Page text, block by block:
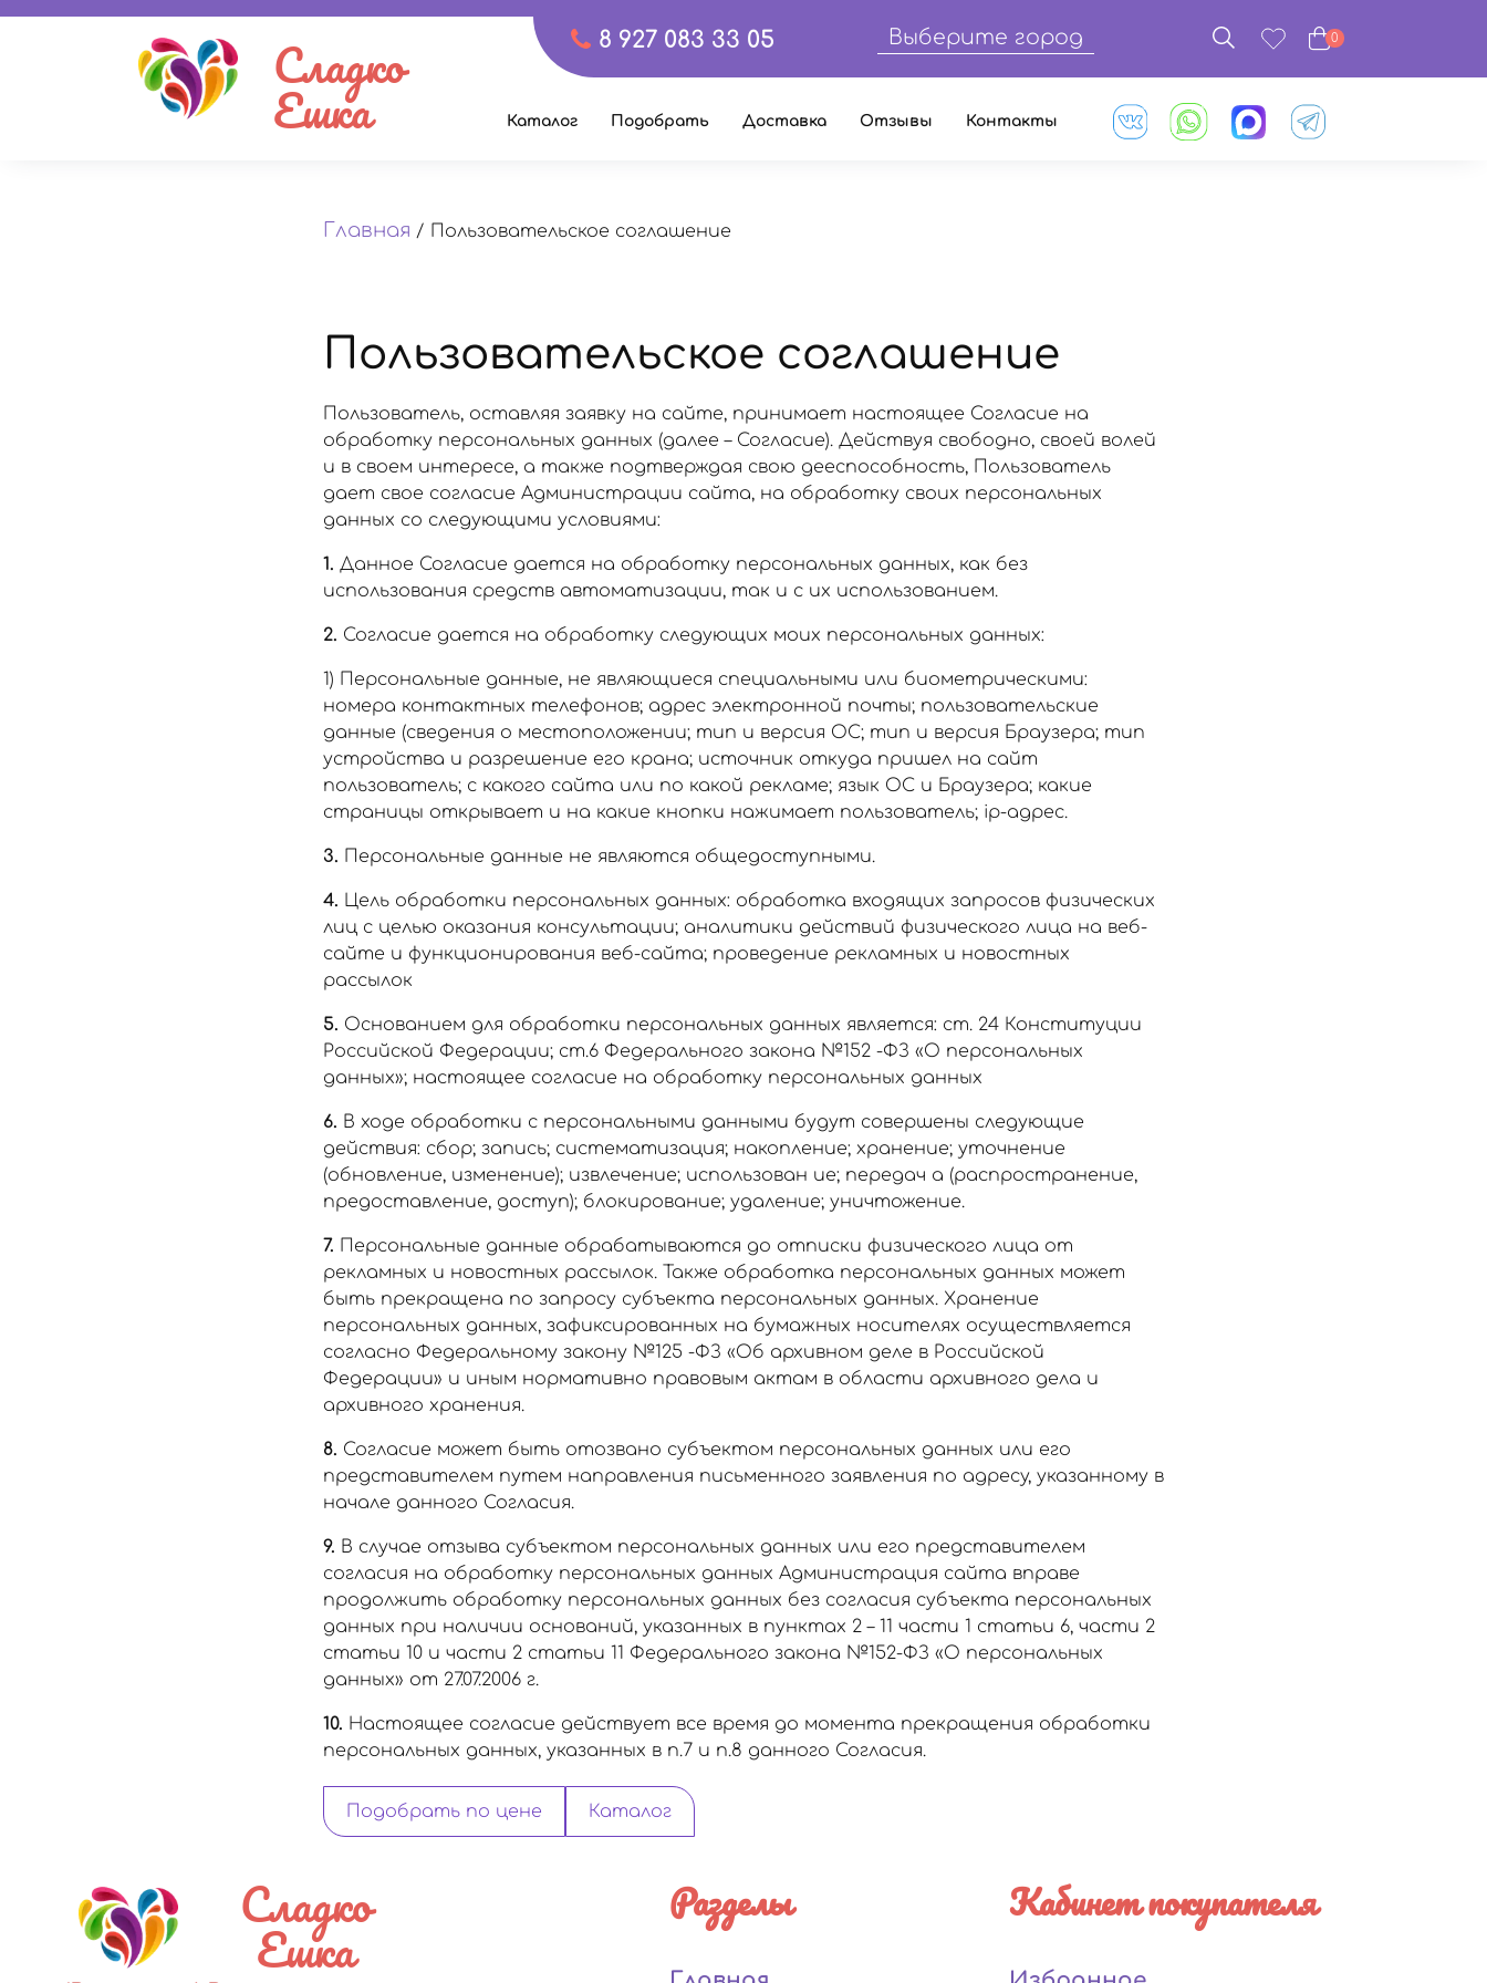
8 927 083 33 05 Выберите город 0
Сладко
Ешка Каталог Подобрать Доставка Отзывы Контакты
Главная / Пользовательское соглашение
Пользовательское соглашение
Пользователь, оставляя заявку на сайте, принимает настоящее Согласие на
обработку персональных данных (далее – Согласие). Действуя свободно, своей волей
и в своем интересе, а также подтверждая свою дееспособность, Пользователь
дает свое согласие Администрации сайта, на обработку своих персональных
данных со следующими условиями:
1. Данное Согласие дается на обработку персональных данных, как без
использования средств автоматизации, так и с их использованием.
2. Согласие дается на обработку следующих моих персональных данных:
1) Персональные данные, не являющиеся специальными или биометрическими:
номера контактных телефонов; адрес электронной почты; пользовательские
данные (сведения о местоположении; тип и версия ОС; тип и версия Браузера; тип
устройства и разрешение его крана; источник откуда пришел на сайт
пользователь; с какого сайта или по какой рекламе; язык ОС и Браузера; какие
страницы открывает и на какие кнопки нажимает пользователь; ip-адрес.
3. Персональные данные не являются общедоступными.
4. Цель обработки персональных данных: обработка входящих запросов физических
лиц с целью оказания консультации; аналитики действий физического лица на веб-
сайте и функционирования веб-сайта; проведение рекламных и новостных
рассылок
5. Основанием для обработки персональных данных является: ст. 24 Конституции
Российской Федерации; ст.6 Федерального закона №152 -ФЗ «О персональных
данных»; настоящее согласие на обработку персональных данных
6. В ходе обработки с персональными данными будут совершены следующие
действия: сбор; запись; систематизация; накопление; хранение; уточнение
(обновление, изменение); извлечение; использован ие; передач а (распространение,
предоставление, доступ); блокирование; удаление; уничтожение.
7. Персональные данные обрабатываются до отписки физического лица от
рекламных и новостных рассылок. Также обработка персональных данных может
быть прекращена по запросу субъекта персональных данных. Хранение
персональных данных, зафиксированных на бумажных носителях осуществляется
согласно Федеральному закону №125 -ФЗ «Об архивном деле в Российской
Федерации» и иным нормативно правовым актам в области архивного дела и
архивного хранения.
8. Согласие может быть отозвано субъектом персональных данных или его
представителем путем направления письменного заявления по адресу, указанному в
начале данного Согласия.
9. В случае отзыва субъектом персональных данных или его представителем
согласия на обработку персональных данных Администрация сайта вправе
продолжить обработку персональных данных без согласия субъекта персональных
данных при наличии оснований, указанных в пунктах 2 – 11 части 1 статьи 6, части 2
статьи 10 и части 2 статьи 11 Федерального закона №152-ФЗ «О персональных
данных» от 27.07.2006 г.
10. Настоящее согласие действует все время до момента прекращения обработки
персональных данных, указанных в п.7 и п.8 данного Согласия.
Подобрать по цене Каталог
Сладко
Ешка
Разделы Кабинет покупателя